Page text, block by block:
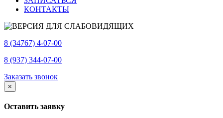
КОНТАКТЫ
8 (34767) 4-07-00
8 (937) 344-07-00
Заказать звонок
×
Оставить заявку